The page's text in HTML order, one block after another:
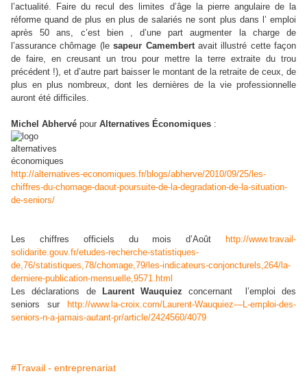
l’actualité. Faire du recul des limites d’âge la pierre angulaire de la
réforme quand de plus en plus de salariés ne sont plus dans l’ emploi
après 50 ans, c’est bien , d’une part augmenter la charge de
l’assurance chômage (lesapeur Camembertavait illustré cette façon
de faire, en creusant un trou pour mettre la terre extraite du trou
précédent !), et d’autre part baisser le montant de la retraite de ceux, de
plus en plus nombreux, dont les dernières de la vie professionnelle
auront été difficiles.
Michel Abhervé pour Alternatives Économiques :
http://alternatives-economiques.fr/blogs/abherve/2010/09/25/les-
chiffres-du-chomage-daout-poursuite-de-la-degradation-de-la-situation-
de-seniors/
Les chiffres officiels du mois d’Août
http://www.travail-
solidarite.gouv.fr/etudes-recherche-statistiques-
de,76/statistiques,78/chomage,79/les-indicateurs-conjoncturels,264/la-
derniere-publication-mensuelle,9571.html
Les déclarations de
Laurent Wauquiez concernant l’emploi des
seniors sur
http://www.la-croix.com/Laurent-Wauquiez—L-emploi-des-
seniors-n-a-jamais-autant-pr/article/2424560/4079
#Travail - entreprenariat